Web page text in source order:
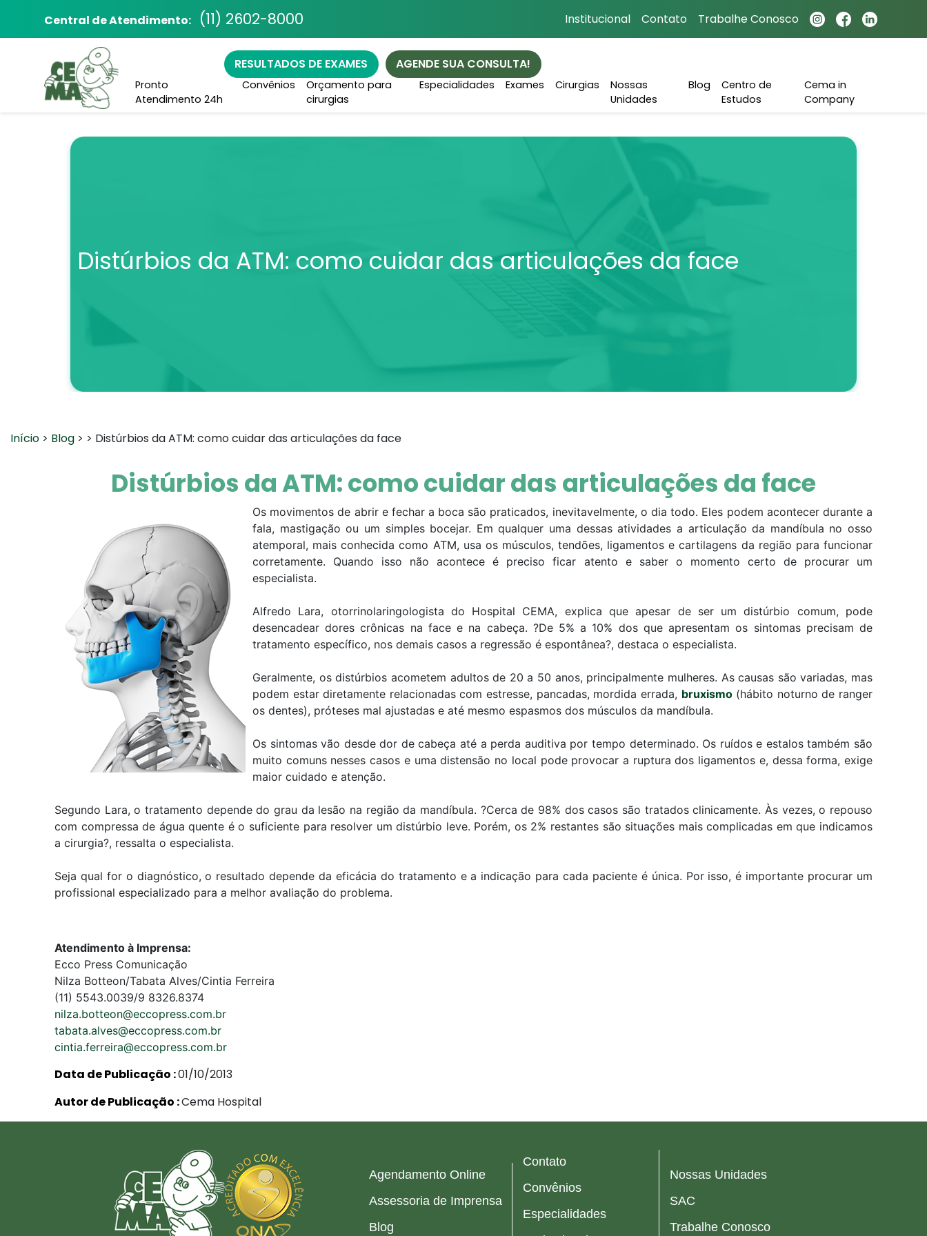
Central de Atendimento: (11) 2602-8000 Institucional Contato Trabalhe Conosco
RESULTADOS DE EXAMES AGENDE SUA CONSULTA!
Pronto
Atendimento 24h
Convênios
Orçamento para
cirurgias
Especialidades Exames Cirurgias
Nossas
Unidades
Blog
Centro de
Estudos
Cema in
Company
Distúrbios da ATM: como cuidar das articulações da face
Início > Blog > > Distúrbios da ATM: como cuidar das articulações da face
Distúrbios da ATM: como cuidar das articulações da face
Os movimentos de abrir e fechar a boca são praticados, inevitavelmente, o dia todo. Eles podem acontecer durante a
fala, mastigação ou um simples bocejar. Em qualquer uma dessas atividades a articulação da mandíbula no osso
atemporal, mais conhecida como ATM, usa os músculos, tendões, ligamentos e cartilagens da região para funcionar
corretamente. Quando isso não acontece é preciso ficar atento e saber o momento certo de procurar um
especialista.
Alfredo Lara, otorrinolaringologista do Hospital CEMA, explica que apesar de ser um distúrbio comum, pode
desencadear dores crônicas na face e na cabeça. ?De 5% a 10% dos que apresentam os sintomas precisam de
tratamento específico, nos demais casos a regressão é espontânea?, destaca o especialista.
Geralmente, os distúrbios acometem adultos de 20 a 50 anos, principalmente mulheres. As causas são variadas, mas
podem estar diretamente relacionadas com estresse, pancadas, mordida errada, bruxismo(hábito noturno de ranger
os dentes), próteses mal ajustadas e até mesmo espasmos dos músculos da mandíbula.
Os sintomas vão desde dor de cabeça até a perda auditiva por tempo determinado. Os ruídos e estalos também são
muito comuns nesses casos e uma distensão no local pode provocar a ruptura dos ligamentos e, dessa forma, exige
maior cuidado e atenção.
Segundo Lara, o tratamento depende do grau da lesão na região da mandíbula. ?Cerca de 98% dos casos são tratados clinicamente. Às vezes, o repouso
com compressa de água quente é o suficiente para resolver um distúrbio leve. Porém, os 2% restantes são situações mais complicadas em que indicamos
a cirurgia?, ressalta o especialista.
Seja qual for o diagnóstico, o resultado depende da eficácia do tratamento e a indicação para cada paciente é única. Por isso, é importante procurar um
profissional especializado para a melhor avaliação do problema.
Atendimento à Imprensa:
Ecco Press Comunicação
Nilza Botteon/Tabata Alves/Cintia Ferreira
(11) 5543.0039/9 8326.8374
nilza.botteon@eccopress.com.br
tabata.alves@eccopress.com.br
cintia.ferreira@eccopress.com.br
Data de Publicação :01/10/2013
Autor de Publicação :Cema Hospital
Agendamento Online
Assessoria de Imprensa
Blog
Contato
Convênios
Especialidades
Nossas Unidades
SAC
Trabalhe Conosco